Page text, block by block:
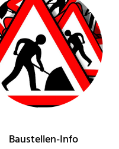
Baustellen-Info